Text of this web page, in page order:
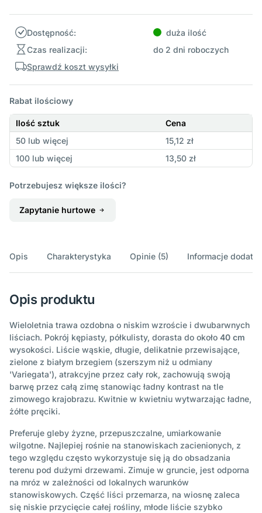
Dostępność:
duża ilość
Czas realizacji:
do 2 dni roboczych
Sprawdź koszt wysyłki
Rabat ilościowy
Ilość sztuk
Cena
50 lub więcej
15,12 zł
100 lub więcej
13,50 zł
Potrzebujesz większe ilości?
Zapytanie hurtowe
Opis Charakterystyka Opinie (5) Informacje
Opis produktu
Wieloletnia trawa ozdobna o niskim wzroście i dwubarwnych
liściach. Pokrój kępiasty, półkulisty, dorasta do około 40 cm
wysokości. Liście wąskie, długie, delikatnie przewisające,
zielone z białym brzegiem (szerszym niż u odmiany
'Variegata'), atrakcyjne przez cały rok, zachowują swoją
barwę przez całą zimę stanowiąc ładny kontrast na tle
zimowego krajobrazu. Kwitnie w kwietniu wytwarzając ładne,
żółte pręciki.
Preferuje gleby żyzne, przepuszczalne, umiarkowanie
wilgotne. Najlepiej rośnie na stanowiskach zacienionych, z
tego względu często wykorzystuje się ją do obsadzania
terenu pod dużymi drzewami. Zimuje w gruncie, jest odporna
na mróz w zależności od lokalnych warunków
stanowiskowych. Część liści przemarza, na wiosnę zaleca
się niskie przycięcie całej rośliny, młode liście szybko